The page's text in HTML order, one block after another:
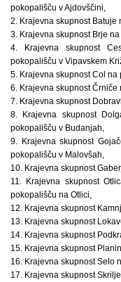
pokopališču v Ajdovščini,
2. Krajevna skupnost Batuje
3. Krajevna skupnost Brje
4. Krajevna skupnost
pokopališču v Vipavskem
5. Krajevna skupnost Col na
6. Krajevna skupnost Črniče
7. Krajevna skupnost
8. Krajevna skupnost
pokopališču v Budanjah,
9. Krajevna skupnost
pokopališču v Malovšah,
10. Krajevna skupnost
11. Krajevna skupnost
pokopališču na Otlici,
12. Krajevna skupnost
13. Krajevna skupnost
14. Krajevna skupnost
15. Krajevna skupnost
16. Krajevna skupnost Selo
17. Krajevna skupnost